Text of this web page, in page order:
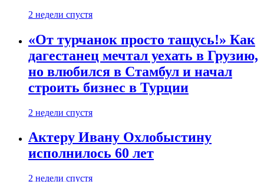
2 недели спустя
«От турчанок просто тащусь!» Как
дагестанец мечтал уехать в Грузию,
но влюбился в Стамбул и начал
строить бизнес в Турции
2 недели спустя
Актеру Ивану Охлобыстину
исполнилось 60 лет
2 недели спустя